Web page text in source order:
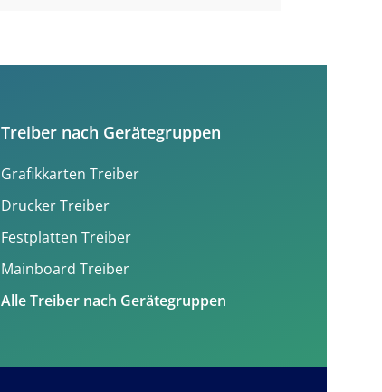
Treiber nach Gerätegruppen
Grafikkarten Treiber
Drucker Treiber
Festplatten Treiber
Mainboard Treiber
Alle Treiber nach Gerätegruppen